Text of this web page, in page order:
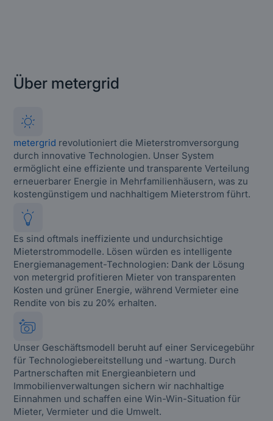
Über metergrid
metergrid revolutioniert die Mieterstromversorgung
durch innovative Technologien. Unser System
ermöglicht eine effiziente und transparente Verteilung
erneuerbarer Energie in Mehrfamilienhäusern, was zu
kostengünstigem und nachhaltigem Mieterstrom führt.
Es sind oftmals ineffiziente und undurchsichtige
Mieterstrommodelle. Lösen würden es intelligente
Energiemanagement-Technologien: Dank der Lösung
von metergrid profitieren Mieter von transparenten
Kosten und grüner Energie, während Vermieter eine
Rendite von bis zu 20% erhalten.
Unser Geschäftsmodell beruht auf einer Servicegebühr
für Technologiebereitstellung und -wartung. Durch
Partnerschaften mit Energieanbietern und
Immobilienverwaltungen sichern wir nachhaltige
Einnahmen und schaffen eine Win-Win-Situation für
Mieter, Vermieter und die Umwelt.